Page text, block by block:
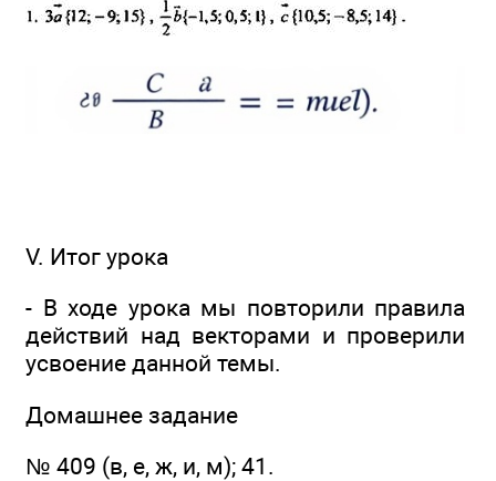
V. Итог урока
- В ходе урока мы повторили правила
действий над векторами и проверили
усвоение данной темы.
Домашнее задание
№ 409 (в, е, ж, и, м); 41.